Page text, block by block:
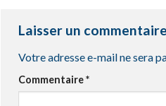
Laisser un commentaire
Votre adresse e-mail ne sera
Commentaire*